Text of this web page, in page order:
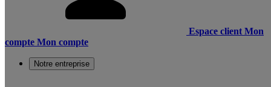
Espace client Mon
compte Mon compte
Notre entreprise